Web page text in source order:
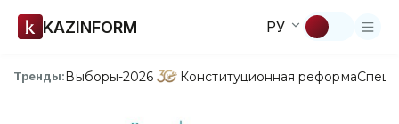
KAZINFORM РУ
Тренды:Выборы-2026 Конституционная реформа